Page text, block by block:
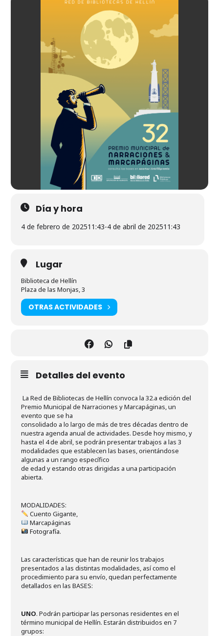
Día y hora
4 de febrero de 202511:43-4 de abril de 202511:43
Lugar
Biblioteca de Hellín
Plaza de las Monjas, 3
OTRAS ACTIVIDADES
Detalles del evento
La Red de Bibliotecas de Hellín convoca la 32.a edición del
Premio Municipal de Narraciones y Marcapáginas, un
evento que se ha
consolidado a lo largo de más de tres décadas dentro de
nuestra agenda anual de actividades. Desde hoy mismo, y
hasta el 4 de abril, se podrán presentar trabajos a las 3
modalidades que establecen las bases, orientándose
algunas a un rango específico
de edad y estando otras dirigidas a una participación
abierta.
MODALIDADES:
Cuento Gigante,
Marcapáginas
Fotografía.
Las características que han de reunir los trabajos
presentados a las distintas modalidades, así como el
procedimiento para su envío, quedan perfectamente
detallados en las BASES:
UNO. Podrán participar las personas residentes en el
término municipal de Hellín. Estarán distribuidos en 7
grupos: